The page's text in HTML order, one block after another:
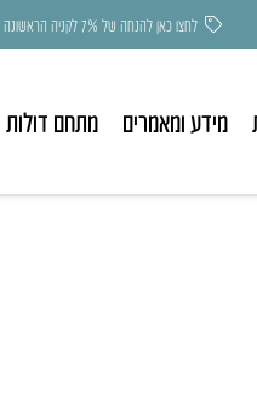
לחצו כאן להנחה של 7% לקניה הראשונה
מידע ומאמרים מתחם דולות